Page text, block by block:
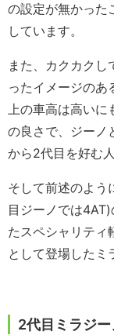
の設定が無かった
しています。
また、カクカク
ったイメージの
上の車高は高いに
の良さで、ジーノ
から2代目を好む
そして前述のよ
目ジーノでは
たスペシャリテ
として登場したミ
2代目ミラジ